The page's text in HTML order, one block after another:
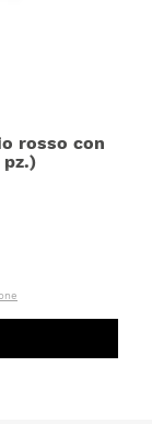
rosso con